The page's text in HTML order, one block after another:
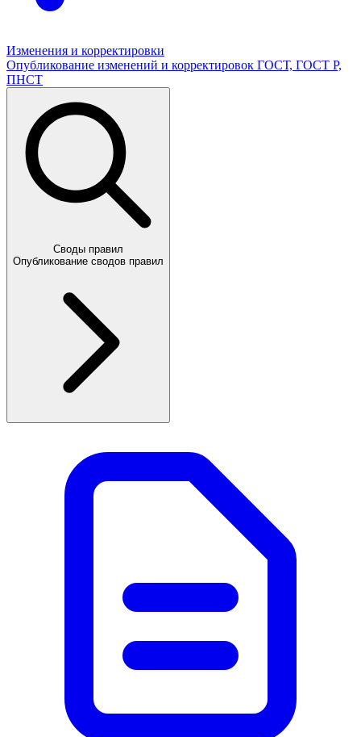
Изменения и корректировки
Опубликование изменений и корректировок ГОСТ, ГОСТ Р,
ПНСТ
Своды правил
Опубликование сводов правил